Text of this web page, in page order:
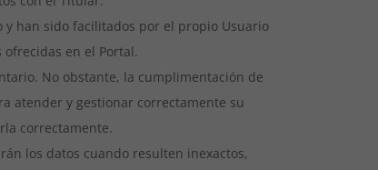
han sido facilitados por el propio Usuario
en el Portal.
No obstante, la cumplimentación de
atender y gestionar correctamente su
correctamente.
los datos cuando resulten inexactos,